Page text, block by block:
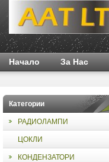
Начало За Нас
Категории
РАДИОЛАМПИ
ЦОКЛИ
КОНДЕНЗАТОРИ